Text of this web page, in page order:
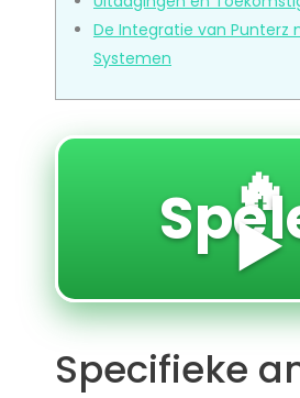
De Integratie van Punterz
Systemen
🔥
▶️
Specifieke